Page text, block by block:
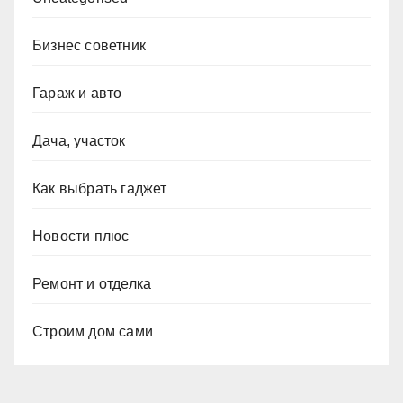
Бизнес советник
Гараж и авто
Дача, участок
Как выбрать гаджет
Новости плюс
Ремонт и отделка
Строим дом сами